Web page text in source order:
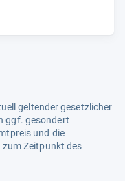
geltender gesetzlicher
ggf. gesondert
und die
zum Zeitpunkt des